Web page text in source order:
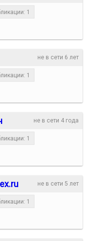
1
не в сети 6 лет
1
не в сети 4 года
1
не в сети 5 лет
1